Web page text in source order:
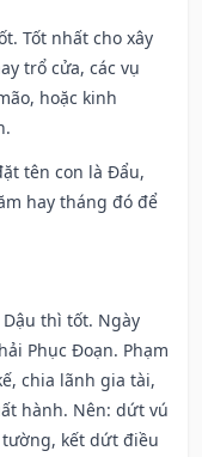
Tốt nhất cho xây
trổ cửa, các vụ
hoặc kinh
tên con là Đẩu,
hay tháng đó để
Dậu thì tốt. Ngày
Phục Đoạn. Phạm
chia lãnh gia tài,
hành. Nên: dứt vú
kết dứt điều